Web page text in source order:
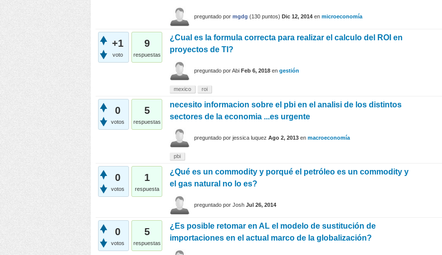
preguntado por mgdg (130 puntos) Dic 12, 2014 en microeconomía
+1
voto
9
respuestas
¿Cual es la formula correcta para realizar el calculo del ROI en
proyectos de TI?
preguntado porAbi Feb 6, 2018 en gestión
mexico roi
0
votos
5
respuestas
necesito informacion sobre el pbi en el analisi de los distintos
sectores de la economia ...es urgente
preguntado por jessica luquez Ago 2, 2013 en macroeconomía
pbi
0
votos
1
respuesta
¿Qué es un commodity y porqué el petróleo es un commodity y
el gas natural no lo es?
preguntado por Josh Jul 26, 2014
0
votos
5
respuestas
¿Es posible retomar en AL el modelo de sustitución de
importaciones en el actual marco de la globalización?